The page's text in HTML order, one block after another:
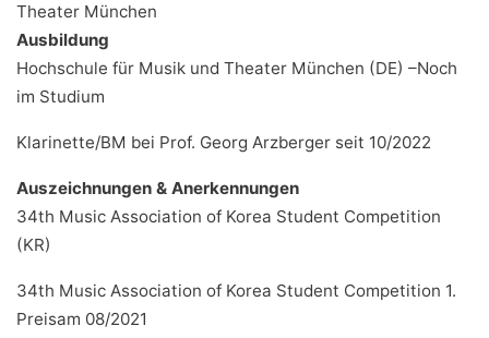
Theater München
Ausbildung
Hochschule für Musik und Theater München (DE) –Noch
im Studium
Klarinette/BM bei Prof. Georg Arzberger seit 10/2022
Auszeichnungen & Anerkennungen
34th Music Association of Korea Student Competition
(KR)
34th Music Association of Korea Student Competition 1.
Preisam 08/2021